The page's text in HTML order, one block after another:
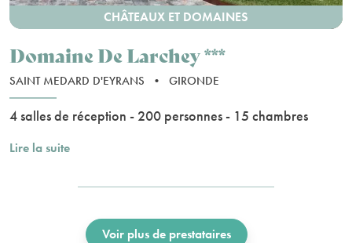
CHÂTEAUX ET DOMAINES
Domaine De Larchey ***
SAINT MEDARD D'EYRANS • GIRONDE
4 salles de réception - 200 personnes - 15 chambres
Lire la suite
Voir plus de prestataires